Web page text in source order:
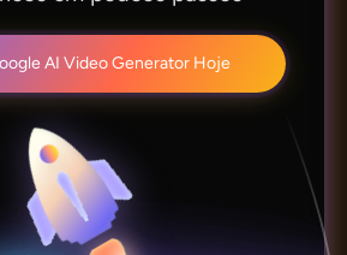
AI Video Generator Hoje